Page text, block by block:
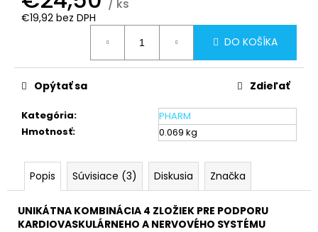
/ ks
€19,92 bez DPH
DO KOŠÍKA
Kategória:
PHARM
Hmotnosť: 0.069 kg
Opýtať sa Zdieľať
Popis Súvisiace (3) Diskusia Značka
UNIKÁTNA KOMBINÁCIA 4 ZLOŽIEK PRE PODPORU
KARDIOVASKULÁRNEHO A NERVOVÉHO SYSTÉMU
m
TRICARDIO
STAROSTLIVOSŤ
VAŠE
SRDCE